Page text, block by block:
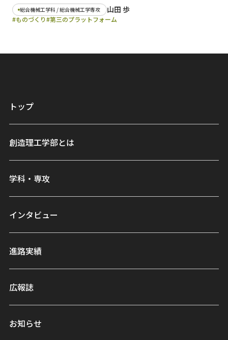
総合機械工学科 / 総合機械工学専攻 山田 歩
#ものづくり#第三のプラットフォーム
トップ
創造理工学部とは
学科・専攻
インタビュー
進路実績
広報誌
お知らせ